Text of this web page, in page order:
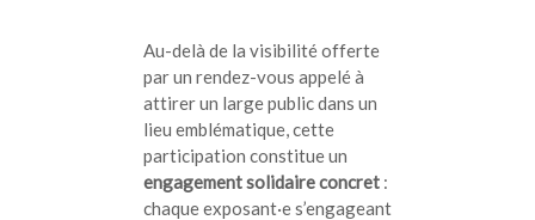
Au-delà de la visibilité offerte
par un rendez-vous appelé à
attirer un large public dans un
lieu emblématique, cette
participation constitue un
engagement solidaire concret :
chaque exposant·e s’engageant